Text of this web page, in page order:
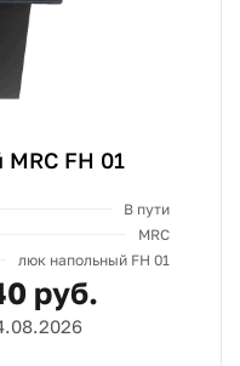
FH 01
В пути
MRC
люк напольный FH 01
руб.